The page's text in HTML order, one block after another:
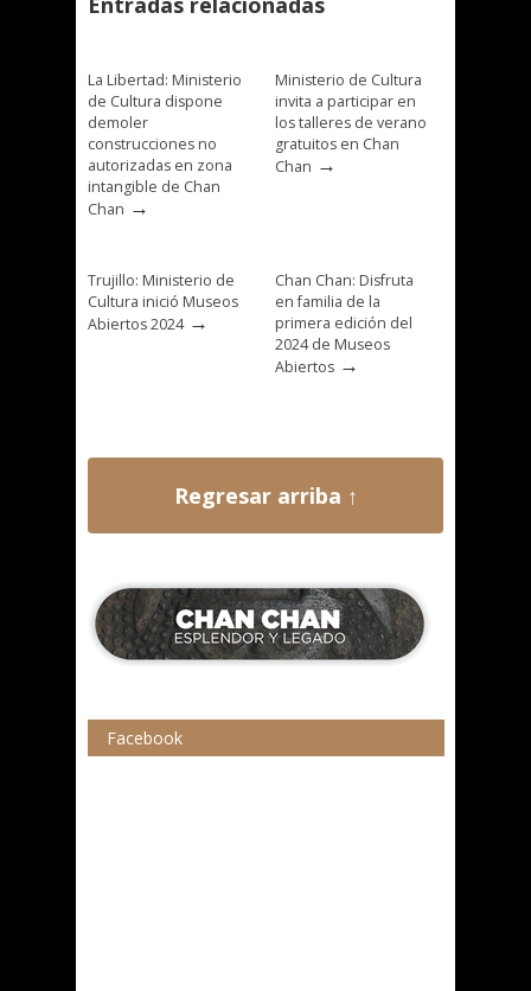
La Libertad: Ministerio
de Cultura dispone
demoler
construcciones no
autorizadas en zona
intangible de Chan
Chan →
Ministerio de Cultura
invita a participar en
los talleres de verano
gratuitos en Chan
Chan →
Trujillo: Ministerio de
Cultura inició Museos
Abiertos 2024→
Chan Chan: Disfruta
en familia de la
primera edición del
2024 de Museos
Abiertos →
Regresar arriba ↑
Facebook